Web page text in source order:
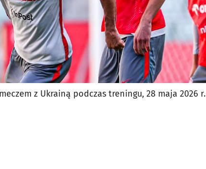
z Ukrainą podczas treningu, 28 maja 2026 r.